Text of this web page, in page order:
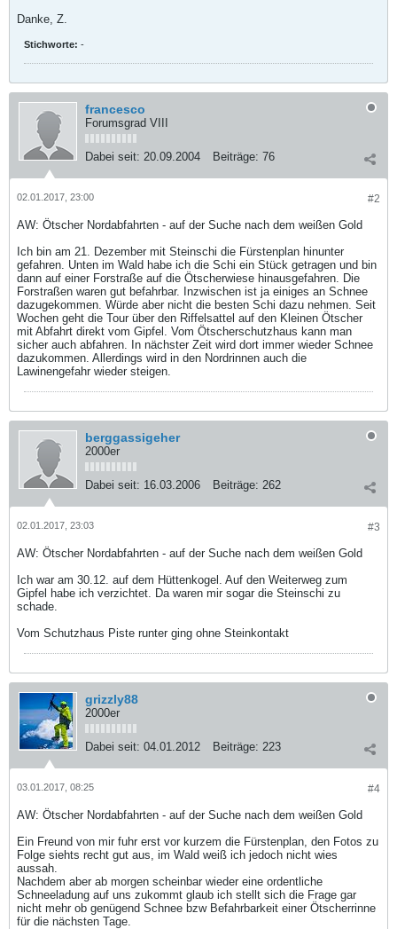
Danke, Z.
Stichworte: -
francesco
Forumsgrad VIII
Dabei seit: 20.09.2004 Beiträge: 76
#2
02.01.2017, 23:00
AW: Ötscher Nordabfahrten - auf der Suche nach dem weißen Gold
Ich bin am 21. Dezember mit Steinschi die Fürstenplan hinunter
gefahren. Unten im Wald habe ich die Schi ein Stück getragen und bin
dann auf einer Forstraße auf die Ötscherwiese hinausgefahren. Die
Forstraßen waren gut befahrbar. Inzwischen ist ja einiges an Schnee
dazugekommen. Würde aber nicht die besten Schi dazu nehmen. Seit
Wochen geht die Tour über den Riffelsattel auf den Kleinen Ötscher
mit Abfahrt direkt vom Gipfel. Vom Ötscherschutzhaus kann man
sicher auch abfahren. In nächster Zeit wird dort immer wieder Schnee
dazukommen. Allerdings wird in den Nordrinnen auch die
Lawinengefahr wieder steigen.
berggassigeher
2000er
Dabei seit: 16.03.2006 Beiträge: 262
#3
02.01.2017, 23:03
AW: Ötscher Nordabfahrten - auf der Suche nach dem weißen Gold
Ich war am 30.12. auf dem Hüttenkogel. Auf den Weiterweg zum
Gipfel habe ich verzichtet. Da waren mir sogar die Steinschi zu
schade.
Vom Schutzhaus Piste runter ging ohne Steinkontakt
grizzly88
2000er
Dabei seit: 04.01.2012 Beiträge: 223
#4
03.01.2017, 08:25
AW: Ötscher Nordabfahrten - auf der Suche nach dem weißen Gold
Ein Freund von mir fuhr erst vor kurzem die Fürstenplan, den Fotos zu
Folge siehts recht gut aus, im Wald weiß ich jedoch nicht wies
aussah.
Nachdem aber ab morgen scheinbar wieder eine ordentliche
Schneeladung auf uns zukommt glaub ich stellt sich die Frage gar
nicht mehr ob genügend Schnee bzw Befahrbarkeit einer Ötscherrinne
für die nächsten Tage.